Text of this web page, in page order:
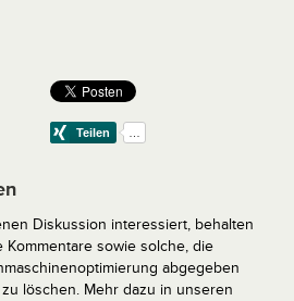
Diskussion interessiert, behalten
sowie solche, die
abgegeben
löschen. Mehr dazu in unseren